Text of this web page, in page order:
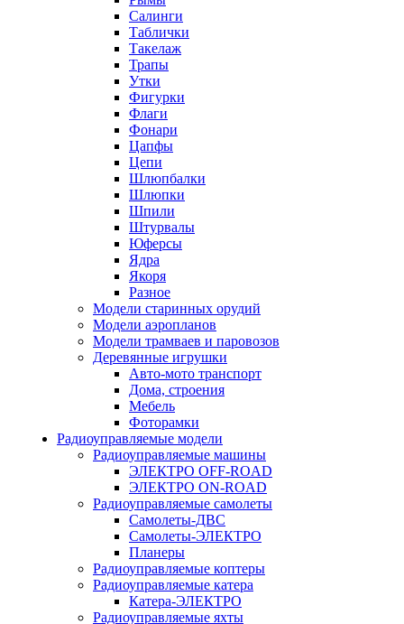
Салинги
Таблички
Такелаж
Трапы
Утки
Фигурки
Флаги
Фонари
Цапфы
Цепи
Шлюпбалки
Шлюпки
Шпили
Штурвалы
Юферсы
Ядра
Якоря
Разное
Модели старинных орудий
Модели аэропланов
Модели трамваев и паровозов
Деревянные игрушки
Авто-мото транспорт
Дома, строения
Мебель
Фоторамки
Радиоуправляемые модели
Радиоуправляемые машины
ЭЛЕКТРО OFF-ROAD
ЭЛЕКТРО ON-ROAD
Радиоуправляемые самолеты
Самолеты-ДВС
Самолеты-ЭЛЕКТРО
Планеры
Радиоуправляемые коптеры
Радиоуправляемые катера
Катера-ЭЛЕКТРО
Радиоуправляемые яхты